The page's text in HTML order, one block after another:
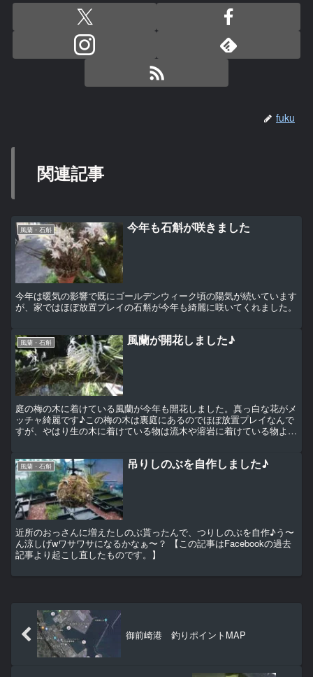
fuku
関連記事
風蘭・石斛 今年も石斛が咲きました
今年は暖気の影響で既にゴールデンウィーク頃の陽気が続いています
が、家ではほぼ放置プレイの石斛が今年も綺麗に咲いてくれました。
風蘭・石斛 風蘭が開花しました♪
庭の梅の木に着けている風蘭が今年も開花しました。真っ白な花がメ
ッチャ綺麗です♪この梅の木は裏庭にあるのでほぼ放置プレイなんで
すが、やはり生の木に着けている物は流木や溶岩に着けている物より
風蘭・石斛 吊りしのぶを自作しました♪
近所のおっさんに増えたしのぶ貰ったんで、つりしのぶを自作♪う〜
ん涼しげwワサワサになるかなぁ〜？ 【この記事はFacebookの過去
記事より起こし直したものです。】
御前崎港 釣りポイントMAP